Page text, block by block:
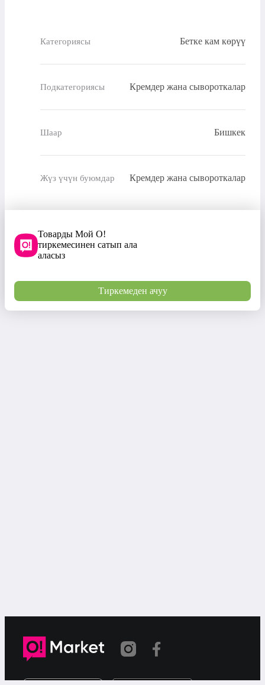
Категориясы Бетке кам көрүү
Подкатегориясы Кремдер жана сывороткалар
Шаар Бишкек
Жүз үчүн буюмдар Кремдер жана сывороткалар
Товарды Мой О!
тиркемесинен сатып ала
аласыз
Тиркемеден ачуу